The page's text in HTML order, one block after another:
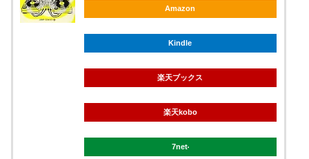
Amazon
Kindle
楽天ブックス
楽天kobo
7net